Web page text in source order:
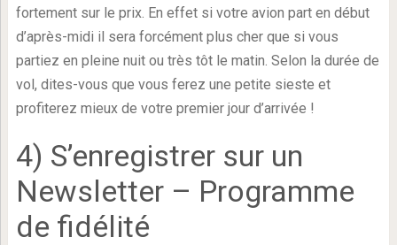
fortement sur le prix. En effet si votre avion part en début
d’après-midi il sera forcément plus cher que si vous
partiez en pleine nuit ou très tôt le matin. Selon la durée de
vol, dites-vous que vous ferez une petite sieste et
profiterez mieux de votre premier jour d’arrivée !
4) S’enregistrer sur un
Newsletter – Programme
de fidélité